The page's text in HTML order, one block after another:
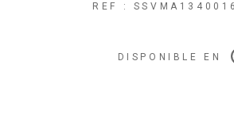
REF :
DISPONIBLE EN